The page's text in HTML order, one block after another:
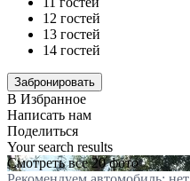
12 гостей
13 гостей
14 гостей
В Избранное
Написать нам
Поделиться
Your search results
Смотреть все 20 фото